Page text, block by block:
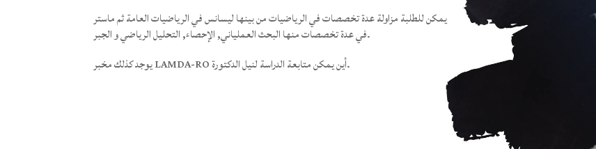
يمكن للطلبة مزاولة عدة تخصصات في الرياضيات من بينها ليسانس في الرياضيات العامة ثم ماستر
في عدة تخصصات منها البحث العملياني, الإحصاء, التحليل الرياضي و الجبر.
يوجد كذلك مخبر LAMDA-RO أين يمكن متابعة الدراسة لنيل الدكتورة.